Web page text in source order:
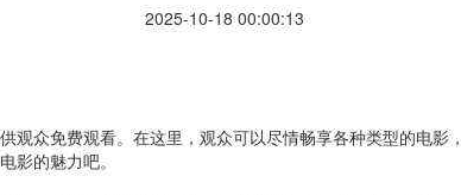
2025-10-18 00:00:13
众免费观看。在这里，观众可以尽情畅享各种类型的电
影的魅力吧。